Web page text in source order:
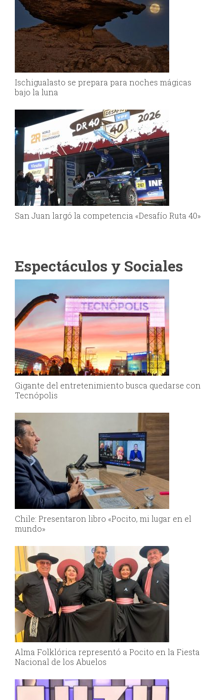
Ischigualasto se prepara para noches mágicas
bajo la luna
San Juan largó la competencia «Desafío Ruta 40»
Espectáculos y Sociales
Gigante del entretenimiento busca quedarse con
Tecnópolis
Chile: Presentaron libro «Pocito, mi lugar en el
mundo»
Alma Folklórica representó a Pocito en la Fiesta
Nacional de los Abuelos